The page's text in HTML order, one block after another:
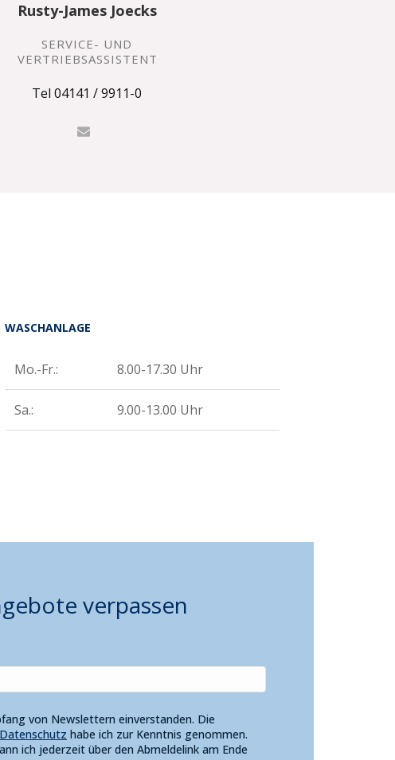
Rusty-James Joecks
SERVICE- UND
VERTRIEBSASSISTENT
Tel 04141 / 9911-0
WASCHANLAGE
Mo.-Fr.: 8.00-17.30 Uhr
Sa.: 9.00-13.00 Uhr
verpassen
von Newslettern einverstanden. Die
Datenschutz habe ich zur Kenntnis genommen.
ich jederzeit über den Abmeldelink am Ende